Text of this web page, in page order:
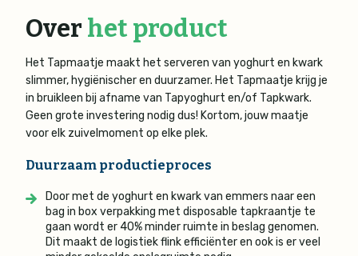
Over het product
Het Tapmaatje maakt het serveren van yoghurt en kwark
slimmer, hygiënischer en duurzamer. Het Tapmaatje krijg je
in bruikleen bij afname van Tapyoghurt en/of Tapkwark.
Geen grote investering nodig dus! Kortom, jouw maatje
voor elk zuivelmoment op elke plek.
Duurzaam productieproces
Door met de yoghurt en kwark van emmers naar een
bag in box verpakking met disposable tapkraantje te
gaan wordt er 40% minder ruimte in beslag genomen.
Dit maakt de logistiek flink efficiënter en ook is er veel